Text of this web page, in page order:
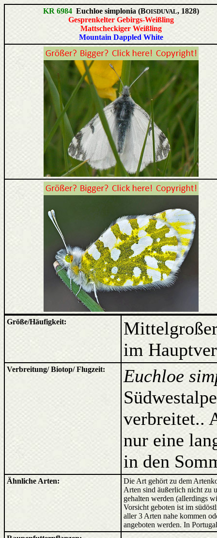
KR 6984 Euchloe simplonia (BOISDUVAL, 1828)
Gesprenkelter Gebirgs-Weißling
Mattscheckiger Weißling
Mountain Dappled White
Größe/Häufigkeit:
im
Verbreitung/ Biotop/ Flugzeit:
Euchloe
verbreitet..
nur eine
in den
Ähnliche Arten:
Die Art gehört zu dem
Arten sind äußerlich nicht zu
gehalten werden (allerdings
Vorsicht geboten ist im
aller 3 Arten nahe kommen
angeboten werden. In